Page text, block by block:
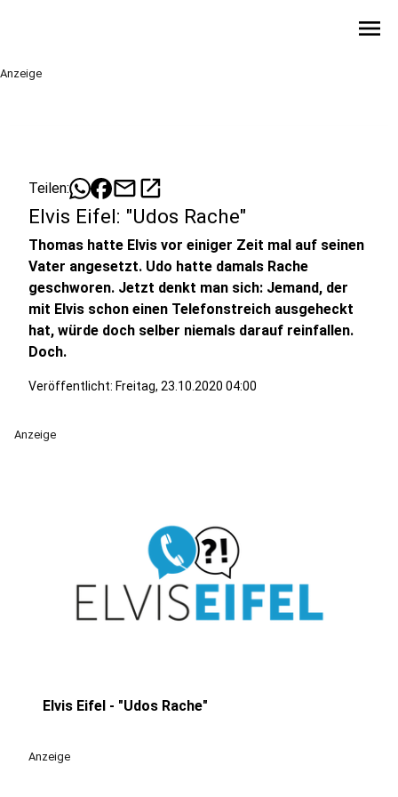
menu
Anzeige
Teilen: mailopen_in_new
Elvis Eifel: "Udos Rache"
Thomas hatte Elvis vor einiger Zeit mal auf seinen
Vater angesetzt. Udo hatte damals Rache
geschworen. Jetzt denkt man sich: Jemand, der
mit Elvis schon einen Telefonstreich ausgeheckt
hat, würde doch selber niemals darauf reinfallen.
Doch.
Veröffentlicht: Freitag, 23.10.2020 04:00
Anzeige
Elvis Eifel - "Udos Rache"
Anzeige